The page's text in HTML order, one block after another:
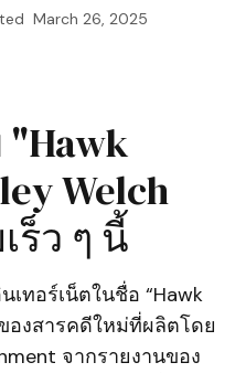
March 26, 2025
Welch
ร็ว ๆ นี้
เทอร์เน็ตในชื่อ “Hawk
องสารคดีใหม่ที่ผลิตโดย
จากรายงานของ